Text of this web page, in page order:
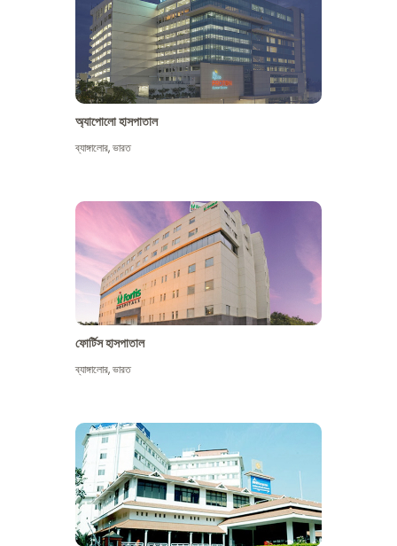
অ্যাপোলো হাসপাতাল
ব্যাঙ্গালোর,ভারত
ফোর্টিস হাসপাতাল
ব্যাঙ্গালোর,ভারত